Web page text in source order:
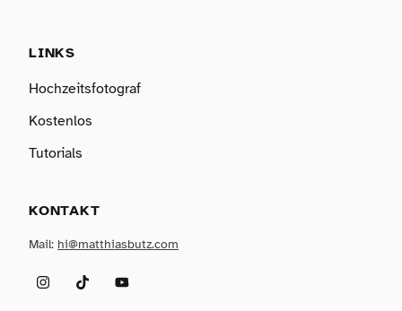
LINKS
Hochzeitsfotograf
Kostenlos
Tutorials
KONTAKT
Mail: hi@matthiasbutz.com
InstagramTikTokYouTube